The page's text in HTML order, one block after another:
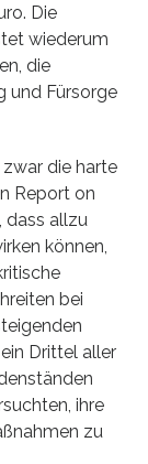
Die
wiederum
die
und Fürsorge
die harte
Report on
dass allzu
können,
bei
Drittel aller
ihre
zu